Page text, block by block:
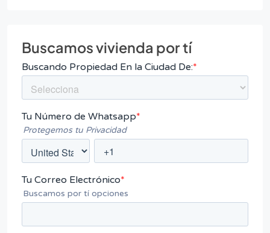
Buscamos vivienda por tí